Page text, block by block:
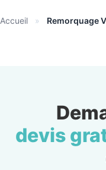
Accueil » Remorquage
devis